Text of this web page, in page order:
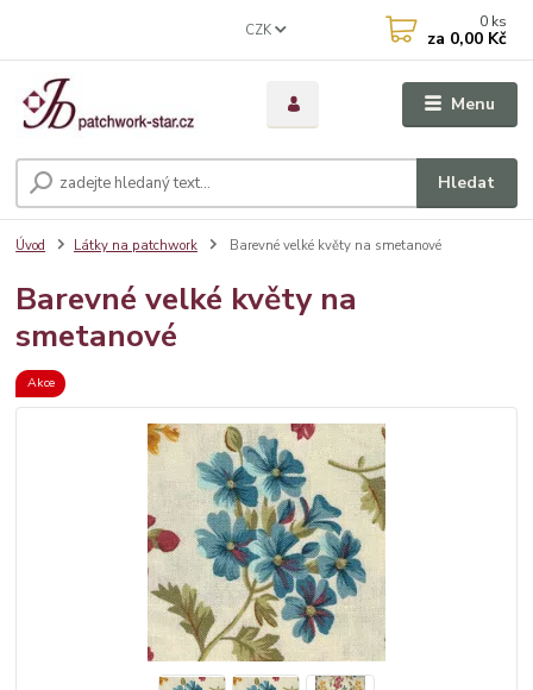
Menu
CZK
Hledat
0 ks
za 0,00 Kč
Úvod Látky na patchwork Barevné velké květy na smetanové
Barevné velké květy na
smetanové
Akce